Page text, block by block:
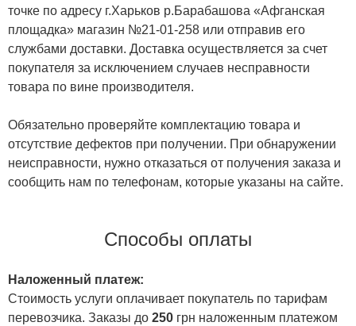
точке по адресу г.Харьков р.Барабашова «Афганская
площадка» магазин №21-01-258 или отправив его
службами доставки. Доставка осуществляется за счет
покупателя за исключением случаев несправности
товара по вине производителя.
Обязательно проверяйте комплектацию товара и
отсутствие дефектов при получении. При обнаружении
неисправности, нужно отказаться от получения заказа и
сообщить нам по телефонам, которые указаны на сайте.
Способы оплаты
Наложенный платеж:
Стоимость услуги оплачивает покупатель по тарифам
перевозчика. Заказы до 250 грн наложенным платежом